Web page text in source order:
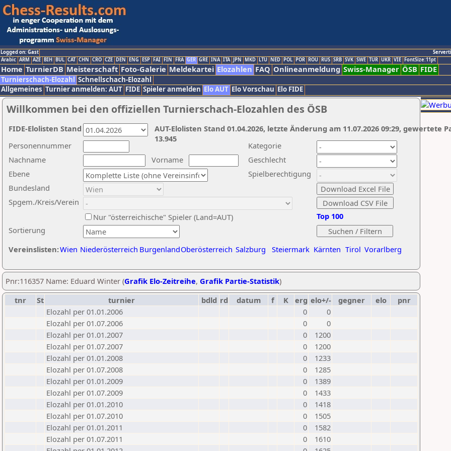
Logged on: Gast
Arabic ARM AZE BIH BUL CAT CHN CRO CZE DEN ENG ESP FAI FIN FRA GER GRE INA ITA JPN MKD LTU NED POL POR ROU RUS SRB SVK SWE TUR UKR VIE FontSize:11pt
Home TurnierDB Meisterschaft Foto-Galerie Meldekartei Elozahlen FAQ Onlineanmeldung Swiss-Manager ÖSB FIDE
Turnierschach-Elozahl Schnellschach-Elozahl
Allgemeines Turnier anmelden: AUT FIDE Spieler anmelden Elo AUT Elo Vorschau Elo FIDE
Willkommen bei den offiziellen Turnierschach-Elozahlen des ÖSB
Nachname
Vorname
Ebene
Kategorie
Sortierung
Personennummer
Bundesland
Spgem./Kreis/Verein
Geschlecht
Nur "österreichische" Spieler (Land=AUT)
Spielberechtigung
Vereinslisten:Wien Niederösterreich BurgenlandOberösterreich Salzburg Steiermark Kärnten Tirol Vorarlberg
Top 100
AUT-Elolisten Stand 01.04.2026, letzte Änderung am 11.07.2026 09:29, gewertete
13.945
FIDE-Elolisten Stand
Pnr:116357 Name: Eduard Winter (Grafik Elo-Zeitreihe, Grafik Partie-Statistik)
tnr
St turnier bdld rd datum f K erg elo+/- gegner elo
pnr
Elozahl per 01.01.2006
0
0
Elozahl per 01.07.2006
0
0
Elozahl per 01.01.2007
0
1200
Elozahl per 01.07.2007
0
1200
Elozahl per 01.01.2008
0
1233
Elozahl per 01.07.2008
0
1285
Elozahl per 01.01.2009
0
1389
Elozahl per 01.07.2009
0
1433
Elozahl per 01.01.2010
0
1418
Elozahl per 01.07.2010
0
1505
Elozahl per 01.01.2011
0
1582
Elozahl per 01.07.2011
0
1610